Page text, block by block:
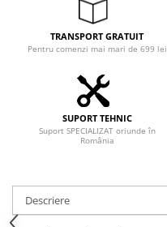
Hard Disc-uri
Cooler
TRANSPORT GRATUIT
Pentru comenzi mai mari de 699 lei
SUPORT TEHNIC
Suport SPECIALIZAT oriunde în
România
Descriere